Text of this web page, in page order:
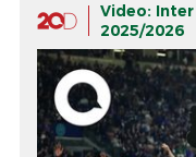
Video:
2025/2026